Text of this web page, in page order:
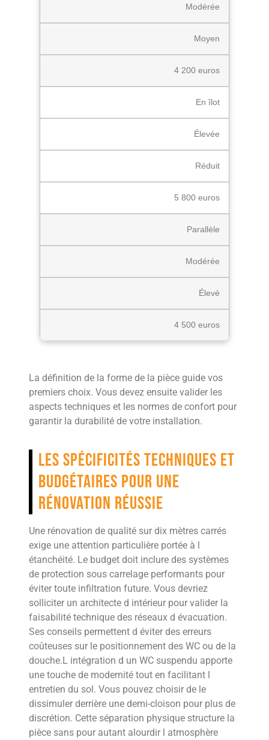
Modérée
Moyen
4 200 euros
En îlot
Élevée
Réduit
5 800 euros
Parallèle
Modérée
Élevé
4 500 euros
La définition de la forme de la pièce guide vos
premiers choix. Vous devez ensuite valider les
aspects techniques et les normes de confort pour
garantir la durabilité de votre installation.
Les spécificités techniques et
budgétaires pour une
rénovation réussie
Une rénovation de qualité sur dix mètres carrés
exige une attention particulière portée à l
étanchéité. Le budget doit inclure des systèmes
de protection sous carrelage performants pour
éviter toute infiltration future. Vous devriez
solliciter un architecte d intérieur pour valider la
faisabilité technique des réseaux d évacuation.
Ses conseils permettent d éviter des erreurs
coûteuses sur le positionnement des WC ou de la
douche.L intégration d un WC suspendu apporte
une touche de modernité tout en facilitant l
entretien du sol. Vous pouvez choisir de le
dissimuler derrière une demi-cloison pour plus de
discrétion. Cette séparation physique structure la
pièce sans pour autant alourdir l atmosphère